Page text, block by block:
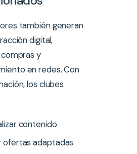
también generan
digital,
y
en redes. Con
los clubes
contenido
ofertas adaptadas